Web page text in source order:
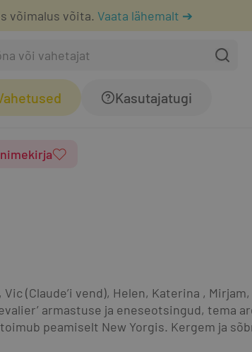
võimalus võita. Vaata lähemalt ➔
Kasutajatugi
(Claude’i vend), Helen, Katerina ,
armastuse ja eneseotsingud, tema
peamiselt New Yorgis. Kergem ja